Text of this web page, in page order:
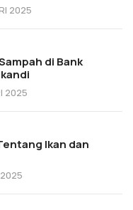
2025
di Bank
2025
Ikan dan